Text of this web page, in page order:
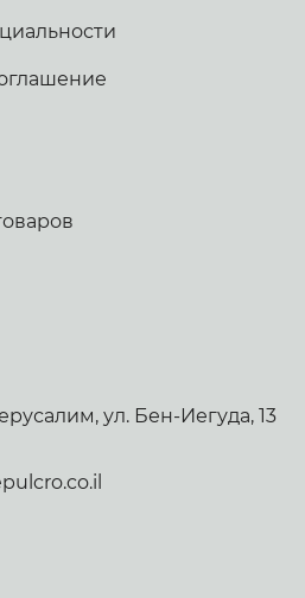
ул. Бен-Иегуда, 13